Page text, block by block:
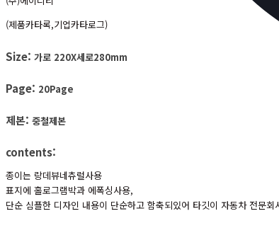
(제품카타록,기업카타로그)
Size: 가로 220X세로280mm
Page: 20Page
제본: 중철제본
contents:
종이는 랑데뷰네츄럴사용
표지에 홀로그램박과 에폭싱사용,
단순 심플한 디자인 내용이 단순하고 함축되있어 타깃이 자동차 전문